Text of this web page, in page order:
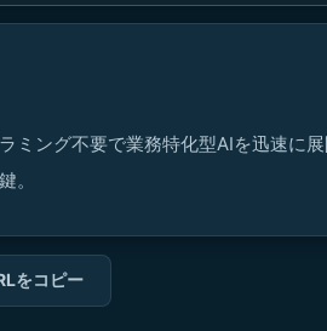
ング不要で業務特化型AIを迅速に展
。
をコピー